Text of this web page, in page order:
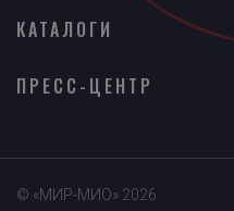
КАТАЛОГИ
ПРЕСС-ЦЕНТР
© «МИР-МИО» 2026